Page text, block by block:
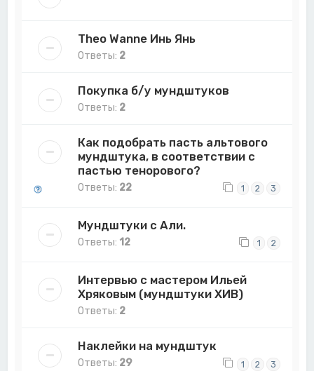
Theo Wanne Инь Янь
Ответы: 2
Покупка б/у мундштуков
Ответы: 2
Как подобрать пасть альтового
мундштука, в соответствии с
пастью тенорового?
Ответы: 22 1 2 3
Мундштуки с Али.
Ответы: 12 1 2
Интервью с мастером Ильей
Хряковым (мундштуки ХИВ)
Ответы: 2
Наклейки на мундштук
Ответы: 29 1 2 3